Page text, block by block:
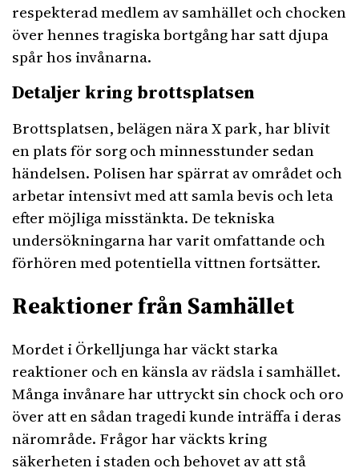
respekterad medlem av samhället och chocken
över hennes tragiska bortgång har satt djupa
spår hos invånarna.
Detaljer kring brottsplatsen
Brottsplatsen, belägen nära X park, har blivit
en plats för sorg och minnesstunder sedan
händelsen. Polisen har spärrat av området och
arbetar intensivt med att samla bevis och leta
efter möjliga misstänkta. De tekniska
undersökningarna har varit omfattande och
förhören med potentiella vittnen fortsätter.
Reaktioner från Samhället
Mordet i Örkelljunga har väckt starka
reaktioner och en känsla av rädsla i samhället.
Många invånare har uttryckt sin chock och oro
över att en sådan tragedi kunde inträffa i deras
närområde. Frågor har väckts kring
säkerheten i staden och behovet av att stå